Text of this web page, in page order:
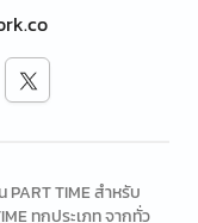
TIME สำหรับ
ทุกประเภท จากทั่ว